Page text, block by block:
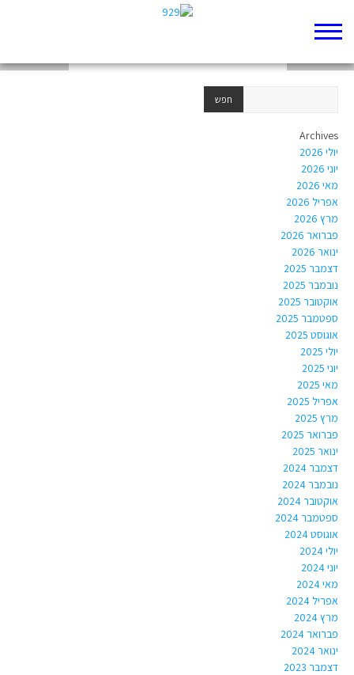
Archives
יולי 2026
יוני 2026
מאי 2026
אפריל 2026
מרץ 2026
פברואר 2026
ינואר 2026
דצמבר 2025
נובמבר 2025
אוקטובר 2025
ספטמבר 2025
אוגוסט 2025
יולי 2025
יוני 2025
מאי 2025
אפריל 2025
מרץ 2025
פברואר 2025
ינואר 2025
דצמבר 2024
נובמבר 2024
אוקטובר 2024
ספטמבר 2024
אוגוסט 2024
יולי 2024
יוני 2024
מאי 2024
אפריל 2024
מרץ 2024
פברואר 2024
ינואר 2024
דצמבר 2023